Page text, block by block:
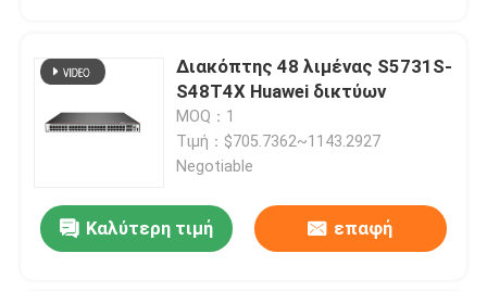
Σπίτι
Διακόπτης 48 λιμένας S5731S-
S48T4X Huawei δικτύων
MOQ：1
Τιμή：$705.7362~1143.2927
Negotiable
Καλύτερη τιμή επαφή